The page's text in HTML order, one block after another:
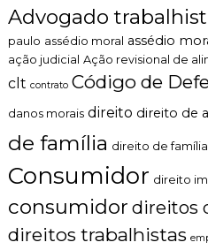
Advogado
paulo assédio moral assédio
ação judicial Ação revisional de
clt contrato Código de
danos morais direito direito de
de família direito de
Consumidor direito
consumidor direitos
direitos trabalhistas